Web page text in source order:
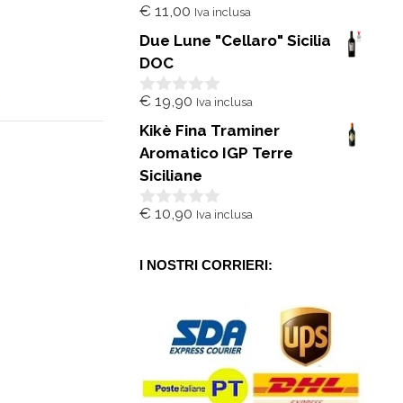
0
u
5
€ 11,00 Iva inclusa
Due Lune "Cellaro" Sicilia
DOC
0
u
5
€ 19,90 Iva inclusa
Kikè Fina Traminer
Aromatico IGP Terre
Siciliane
0
5
€ 10,90 Iva inclusa
I NOSTRI CORRIERI: